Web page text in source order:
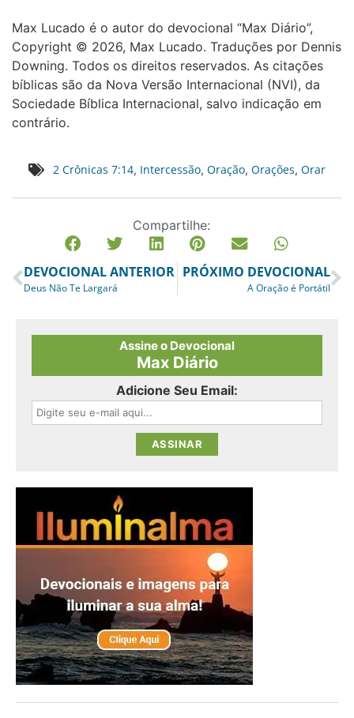
Max Lucado é o autor do devocional “Max Diário”,
Copyright © 2026, Max Lucado. Traduções por Dennis
Downing. Todos os direitos reservados. As citações
bíblicas são da Nova Versão Internacional (NVI), da
Sociedade Bíblica Internacional, salvo indicação em
contrário.
2 Crônicas 7:14, Intercessão, Oração, Orações, Orar
Compartilhe:
DEVOCIONAL ANTERIOR
Deus Não Te Largará
PRÓXIMO DEVOCIONAL
A Oração é Portátil
Assine o Devocional
Max Diário
Adicione Seu Email: